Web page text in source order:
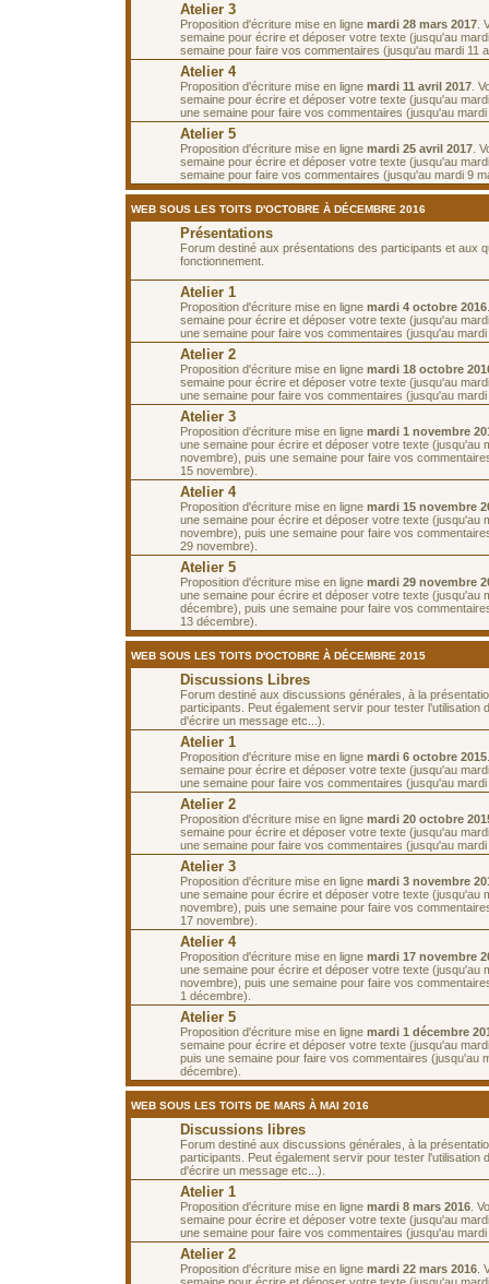
Atelier 3
Proposition d'écriture mise en ligne mardi 28 mars 2017 .
semaine pour écrire et déposer votre texte (jusqu'au
semaine pour faire vos commentaires (jusqu'au mardi 11
Atelier 4
Proposition d'écriture mise en ligne mardi 11 avril 2017 .
semaine pour écrire et déposer votre texte (jusqu'au
une semaine pour faire vos commentaires (jusqu'au
Atelier 5
Proposition d'écriture mise en ligne mardi 25 avril 2017 .
semaine pour écrire et déposer votre texte (jusqu'au
semaine pour faire vos commentaires (jusqu'au mardi 9
WEB SOUS LES TOITS D'OCTOBRE À DÉCEMBRE 2016
Présentations
Forum destiné aux présentations des participants et aux
fonctionnement.
Atelier 1
Proposition d'écriture mise en ligne mardi 4 octobre 2016
semaine pour écrire et déposer votre texte (jusqu'au
une semaine pour faire vos commentaires (jusqu'au
Atelier 2
Proposition d'écriture mise en ligne mardi 18 octobre
semaine pour écrire et déposer votre texte (jusqu'au
une semaine pour faire vos commentaires (jusqu'au
Atelier 3
Proposition d'écriture mise en ligne mardi 1 novembre
une semaine pour écrire et déposer votre texte (jusqu'au
novembre), puis une semaine pour faire vos
15 novembre).
Atelier 4
Proposition d'écriture mise en ligne mardi 15 novembre
une semaine pour écrire et déposer votre texte (jusqu'au
novembre), puis une semaine pour faire vos
29 novembre).
Atelier 5
Proposition d'écriture mise en ligne mardi 29 novembre
une semaine pour écrire et déposer votre texte (jusqu'au
décembre), puis une semaine pour faire vos
13 décembre).
WEB SOUS LES TOITS D'OCTOBRE À DÉCEMBRE 2015
Discussions Libres
Forum destiné aux discussions générales, à la
participants. Peut également servir pour tester l'utilisation
d'écrire un message etc...).
Atelier 1
Proposition d'écriture mise en ligne mardi 6 octobre 2015
semaine pour écrire et déposer votre texte (jusqu'au
une semaine pour faire vos commentaires (jusqu'au
Atelier 2
Proposition d'écriture mise en ligne mardi 20 octobre
semaine pour écrire et déposer votre texte (jusqu'au
une semaine pour faire vos commentaires (jusqu'au
Atelier 3
Proposition d'écriture mise en ligne mardi 3 novembre
une semaine pour écrire et déposer votre texte (jusqu'au
novembre), puis une semaine pour faire vos
17 novembre).
Atelier 4
Proposition d'écriture mise en ligne mardi 17 novembre
une semaine pour écrire et déposer votre texte (jusqu'au
novembre), puis une semaine pour faire vos
1 décembre).
Atelier 5
Proposition d'écriture mise en ligne mardi 1 décembre
semaine pour écrire et déposer votre texte (jusqu'au
puis une semaine pour faire vos commentaires (jusqu'au
décembre).
WEB SOUS LES TOITS DE MARS À MAI 2016
Discussions libres
Forum destiné aux discussions générales, à la
participants. Peut également servir pour tester l'utilisation
d'écrire un message etc...).
Atelier 1
Proposition d'écriture mise en ligne mardi 8 mars 2016 .
semaine pour écrire et déposer votre texte (jusqu'au
une semaine pour faire vos commentaires (jusqu'au
Atelier 2
Proposition d'écriture mise en ligne mardi 22 mars 2016 .
semaine pour écrire et déposer votre texte (jusqu'au